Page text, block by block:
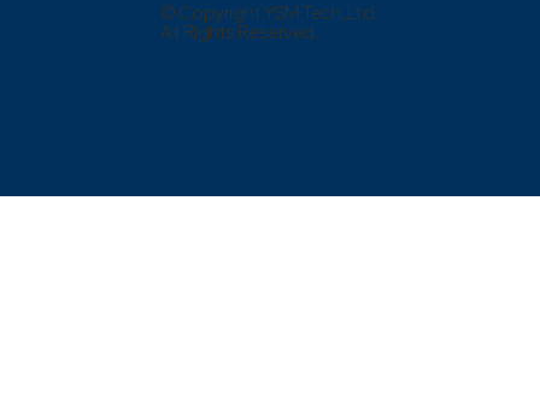
© Copyright YSM Tech.,Ltd.
All Rights Reserved.